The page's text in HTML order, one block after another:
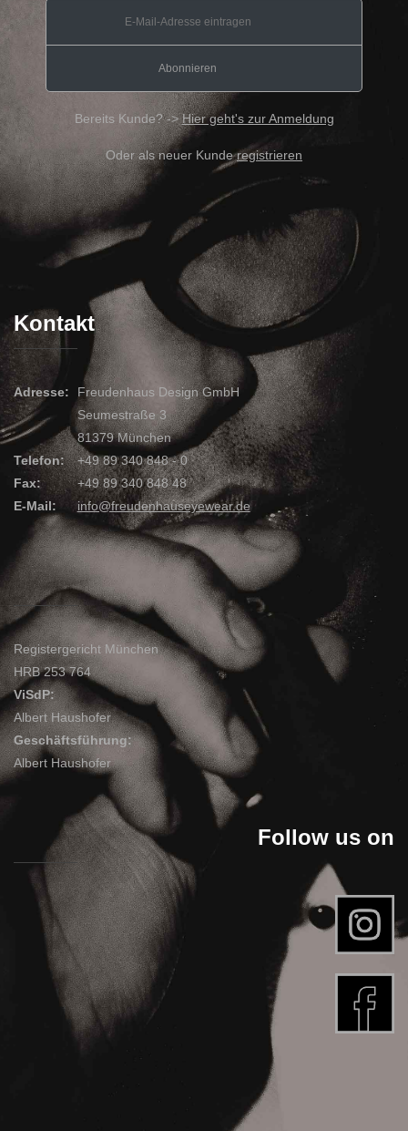
Bereits Kunde? ->Hier geht's zur Anmeldung
Oder als neuer Kunderegistrieren
Kontakt
Adresse:
Telefon:
Fax:
E-Mail:
Freudenhaus Design GmbH
Seumestraße 3
81379 München
+49 89 340 848 - 0
+49 89 340 848 48
info@freudenhauseyewear.de
Registergericht München
HRB 253 764
ViSdP:
Albert Haushofer
Geschäftsführung:
Albert Haushofer
Follow us on